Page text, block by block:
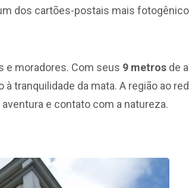
dos cartões-postais mais
e moradores. Com seus 9 metros de
à tranquilidade da mata. A região ao
e contato com a natureza.